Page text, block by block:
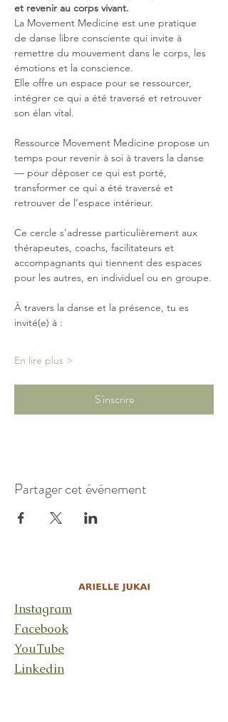
et revenir au corps vivant.
La Movement Medicine est une pratique
de danse libre consciente qui invite à
remettre du mouvement dans le corps, les
émotions et la conscience.
Elle offre un espace pour se ressourcer,
intégrer ce qui a été traversé et retrouver
son élan vital.
Ressource Movement Medicine propose un
temps pour revenir à soi à travers la danse
— pour déposer ce qui est porté,
transformer ce qui a été traversé et
retrouver de l’espace intérieur.
Ce cercle s’adresse particulièrement aux
thérapeutes, coachs, facilitateurs et
accompagnants qui tiennent des espaces
pour les autres, en individuel ou en groupe.
À travers la danse et la présence, tu es
invité(e) à :
En lire plus >
S'inscrire
Partager cet événement
Instagram
Facebook
YouTube
Linkedin